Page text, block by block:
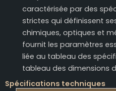
caractérisée par des
strictes qui définissent
chimiques, optiques et
fournit les paramètres
liée au tableau des
tableau des dimensions
Spécifications techniques